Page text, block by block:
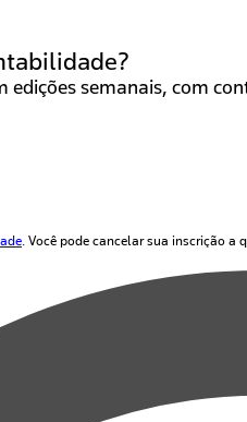
semanais, com
. Você pode cancelar sua inscrição a